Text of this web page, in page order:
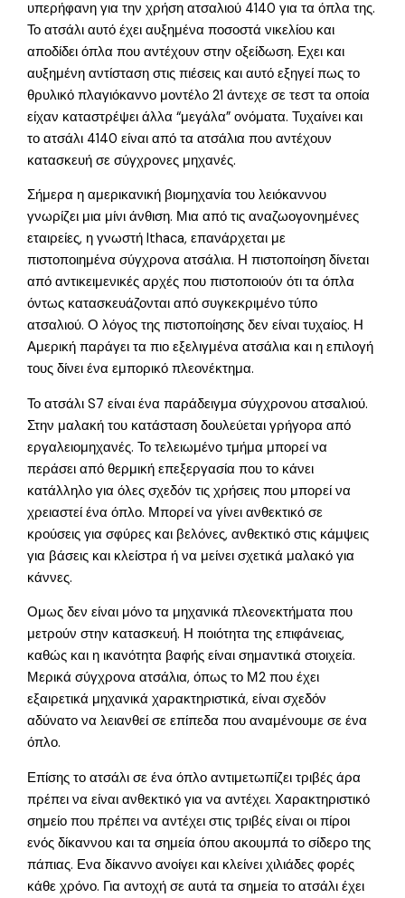
υπερήφανη για την χρήση ατσαλιού 4140 για τα όπλα της.
Το ατσάλι αυτό έχει αυξημένα ποσοστά νικελίου και
αποδίδει όπλα που αντέχουν στην οξείδωση. Εχει και
αυξημένη αντίσταση στις πιέσεις και αυτό εξηγεί πως το
θρυλικό πλαγιόκαννο μοντέλο 21 άντεχε σε τεστ τα οποία
είχαν καταστρέψει άλλα “μεγάλα” ονόματα. Τυχαίνει και
το ατσάλι 4140 είναι από τα ατσάλια που αντέχουν
κατασκευή σε σύγχρονες μηχανές.
Σήμερα η αμερικανική βιομηχανία του λειόκαννου
γνωρίζει μια μίνι άνθιση. Μια από τις αναζωογονημένες
εταιρείες, η γνωστή Ithaca, επανάρχεται με
πιστοποιημένα σύγχρονα ατσάλια. Η πιστοποίηση δίνεται
από αντικειμενικές αρχές που πιστοποιούν ότι τα όπλα
όντως κατασκευάζονται από συγκεκριμένο τύπο
ατσαλιού. Ο λόγος της πιστοποίησης δεν είναι τυχαίος. Η
Αμερική παράγει τα πιο εξελιγμένα ατσάλια και η επιλογή
τους δίνει ένα εμπορικό πλεονέκτημα.
Το ατσάλι S7 είναι ένα παράδειγμα σύγχρονου ατσαλιού.
Στην μαλακή του κατάσταση δουλεύεται γρήγορα από
εργαλειομηχανές. Το τελειωμένο τμήμα μπορεί να
περάσει από θερμική επεξεργασία που το κάνει
κατάλληλο για όλες σχεδόν τις χρήσεις που μπορεί να
χρειαστεί ένα όπλο. Μπορεί να γίνει ανθεκτικό σε
κρούσεις για σφύρες και βελόνες, ανθεκτικό στις κάμψεις
για βάσεις και κλείστρα ή να μείνει σχετικά μαλακό για
κάννες.
Ομως δεν είναι μόνο τα μηχανικά πλεονεκτήματα που
μετρούν στην κατασκευή. Η ποιότητα της επιφάνειας,
καθώς και η ικανότητα βαφής είναι σημαντικά στοιχεία.
Μερικά σύγχρονα ατσάλια, όπως το Μ2 που έχει
εξαιρετικά μηχανικά χαρακτηριστικά, είναι σχεδόν
αδύνατο να λειανθεί σε επίπεδα που αναμένουμε σε ένα
όπλο.
Επίσης το ατσάλι σε ένα όπλο αντιμετωπίζει τριβές άρα
πρέπει να είναι ανθεκτικό για να αντέχει. Χαρακτηριστικό
σημείο που πρέπει να αντέχει στις τριβές είναι οι πίροι
ενός δίκαννου και τα σημεία όπου ακουμπά το σίδερο της
πάπιας. Ενα δίκαννο ανοίγει και κλείνει χιλιάδες φορές
κάθε χρόνο. Για αντοχή σε αυτά τα σημεία το ατσάλι έχει